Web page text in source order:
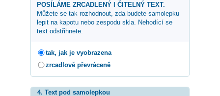
POSÍLÁME ZRCADLENÝ I ČITELNÝ TEXT.
Můžete se tak rozhodnout, zda budete samolepku
lepit na kapotu nebo zespodu skla. Nehodící se
text odstřihnete.
tak, jak je vyobrazena
zrcadlově převráceně
4. Text pod samolepkou